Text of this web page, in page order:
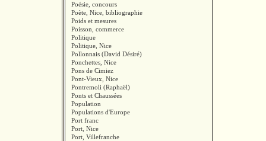
Poésie, concours
Poète, Nice, bibliographie
Poids et mesures
Poisson, commerce
Politique
Politique, Nice
Pollonnais (David Désiré)
Ponchettes, Nice
Pons de Cimiez
Pont-Vieux, Nice
Pontremoli (Raphaël)
Ponts et Chaussées
Population
Populations d'Europe
Port franc
Port, Nice
Port, Villefranche